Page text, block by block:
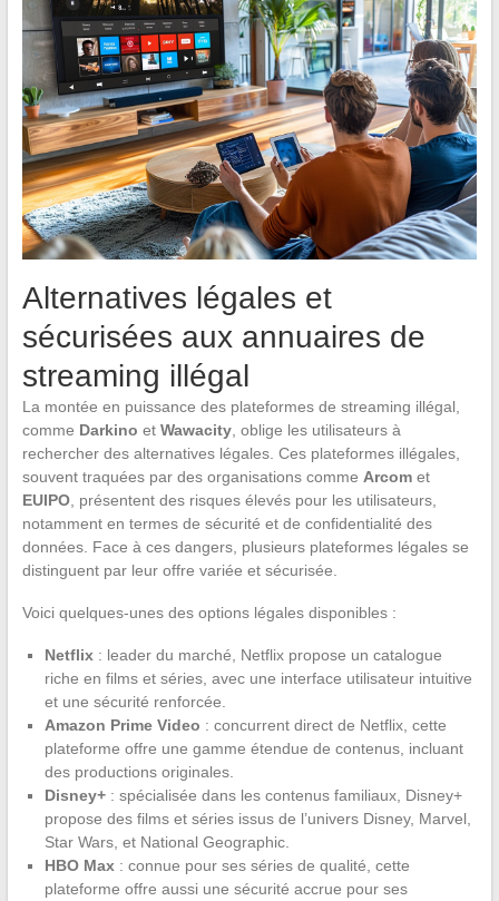
Alternatives légales et
sécurisées aux annuaires de
streaming illégal
La montée en puissance des plateformes de streaming illégal,
comme Darkino et Wawacity, oblige les utilisateurs à
rechercher des alternatives légales. Ces plateformes illégales,
souvent traquées par des organisations comme Arcomet
EUIPO, présentent des risques élevés pour les utilisateurs,
notamment en termes de sécurité et de confidentialité des
données. Face à ces dangers, plusieurs plateformes légales se
distinguent par leur offre variée et sécurisée.
Voici quelques-unes des options légales disponibles :
Netflix: leader du marché, Netflix propose un catalogue
riche en films et séries, avec une interface utilisateur intuitive
et une sécurité renforcée.
Amazon Prime Video : concurrent direct de Netflix, cette
plateforme offre une gamme étendue de contenus, incluant
des productions originales.
Disney+: spécialisée dans les contenus familiaux, Disney+
propose des films et séries issus de l’univers Disney, Marvel,
Star Wars, et National Geographic.
HBO Max: connue pour ses séries de qualité, cette
plateforme offre aussi une sécurité accrue pour ses